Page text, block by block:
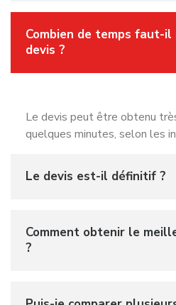
Combien de temps faut-
devis ?
Le devis peut être obtenu
quelques minutes, selon les
Le devis est-il définitif ?
Comment obtenir le
?